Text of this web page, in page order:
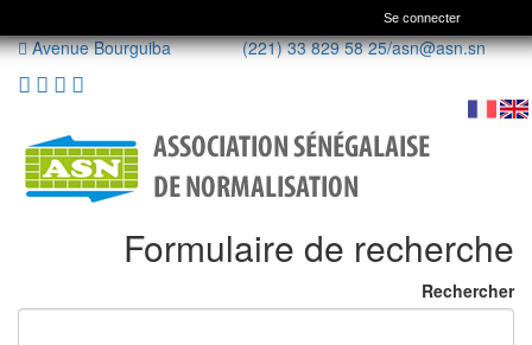
Se connecter
Avenue Bourguiba (221) 33 829 58 25/asn@asn.sn
Formulaire de recherche
Rechercher